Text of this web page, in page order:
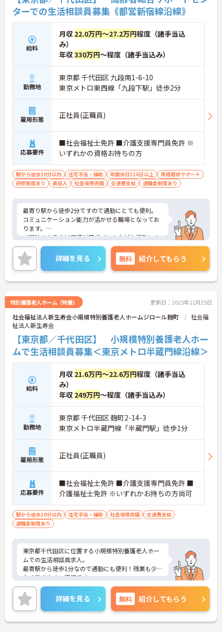
ターでの生活相談員募集《都営新宿線沿線》
給料
月収 22.0万円～27.2万円程度（諸手当込
み）
年収330万円～程度（諸手当込み）
勤務地
東京都 千代田区 九段南1-6-10
東京メトロ東西線「九段下駅」徒歩2分
雇用形態 正社員(正職員)
応募要件
■社会福祉士免許 ■介護支援専門員免許 ※
いずれかの資格お持ちの方
駅から徒歩10分以内 住宅手当・補助 年間休日110日以上
資格取得サポート
研修制度あり
高収入 社会保険完備 交通費支給 退職金制度あり
最寄り駅から徒歩2分ですので通勤にとても便利。
コミュニケーション能力が活かせる職場となってお
ります。
ご興味のある方は面接対策ポイントなどお話致しま
すのでお気軽にお問い合わせください。
詳細を見る 無料 紹介してもらう
特別養護老人ホーム（特養） 更新日：2025年11月25日
社会福祉法人新生寿会小規模特別養護老人ホームジロール麹町
社会福
祉法人新生寿会
【東京都／千代田区】 小規模特別養護老人ホー
ムで生活相談員募集＜東京メトロ半蔵門線沿線＞
給料
月収 21.6万円～22.6万円程度（諸手当込
み）
年収 249万円～程度（諸手当込み）
勤務地
東京都 千代田区 麹町2-14-3
東京メトロ半蔵門線「半蔵門駅」徒歩1分
雇用形態 正社員(正職員)
応募要件
■社会福祉士免許 ■介護支援専門員免許 ■
介護福祉士免許 ※いずれかお持ちの方尚可
駅から徒歩10分以内 住宅手当・補助 社会保険完備
交通費支給
退職金制度あり
東京都千代田区に位置する小規模特別養護老人ホー
ムでの生活相談員求人。
最寄駅から徒歩1分なので通勤にも便利！残業も少
なく働きやすい環境です。
ご興味のある方はお気軽にお問合せ下さい。
詳細を見る 無料 紹介してもらう